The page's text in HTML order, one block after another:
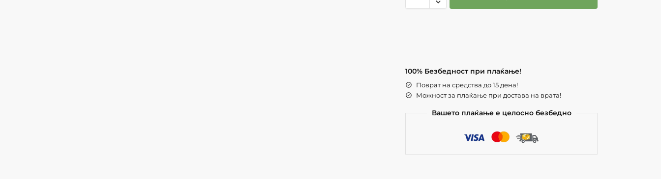
100% Безбедност при плаќање!
Поврат на средства до 15 дена!
Можност за плаќање при достава на врата!
Вашето плаќање е целосно безбедно